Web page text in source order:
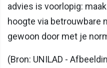
advies is voorlopig:
hoogte via betrouwbare
gewoon door met je
(Bron: UNILAD -